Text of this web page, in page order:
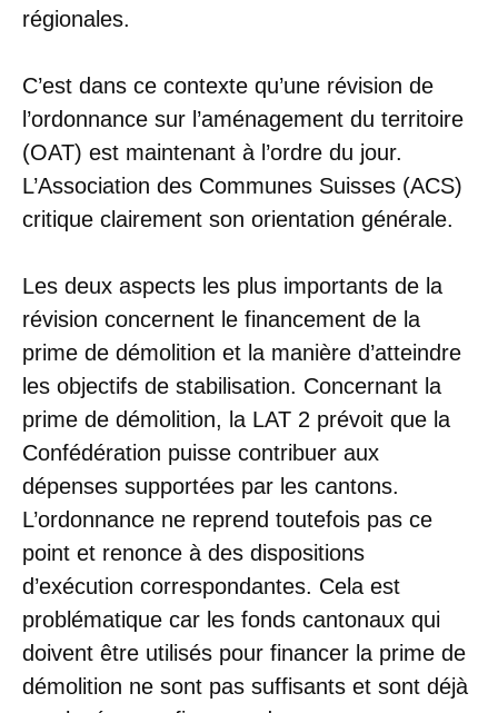
régionales.
C’est dans ce contexte qu’une révision de
l’ordonnance sur l’aménagement du territoire
(OAT) est maintenant à l’ordre du jour.
L’Association des Communes Suisses (ACS)
critique clairement son orientation générale.
Les deux aspects les plus importants de la
révision concernent le financement de la
prime de démolition et la manière d’atteindre
les objectifs de stabilisation. Concernant la
prime de démolition, la LAT 2 prévoit que la
Confédération puisse contribuer aux
dépenses supportées par les cantons.
L’ordonnance ne reprend toutefois pas ce
point et renonce à des dispositions
d’exécution correspondantes. Cela est
problématique car les fonds cantonaux qui
doivent être utilisés pour financer la prime de
démolition ne sont pas suffisants et sont déjà